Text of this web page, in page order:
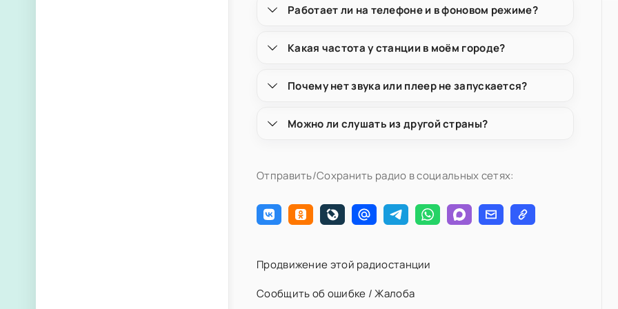
Работает ли на телефоне и в фоновом режиме?
Какая частота у станции в моём городе?
Почему нет звука или плеер не запускается?
Можно ли слушать из другой страны?
Отправить/Сохранить радио в социальных сетях:
Продвижение этой радиостанции
Сообщить об ошибке / Жалоба